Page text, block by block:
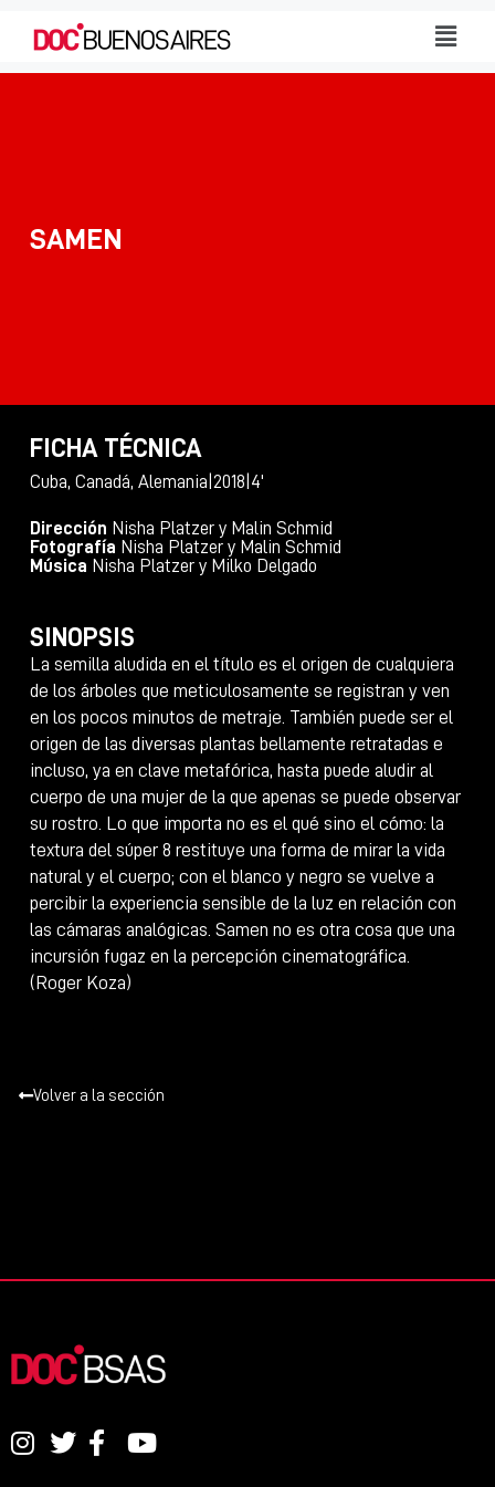
​SAMEN
FICHA TÉCNICA
Cuba, Canadá, Alemania 2018 4'
Dirección Nisha Platzer y Malin Schmid
Fotografía Nisha Platzer y Malin Schmid
Música Nisha Platzer y Milko Delgado
SINOPSIS
La semilla aludida en el título es el origen de cualquiera
de los árboles que meticulosamente se registran y ven
en los pocos minutos de metraje. También puede ser el
origen de las diversas plantas bellamente retratadas e
incluso, ya en clave metafórica, hasta puede aludir al
cuerpo de una mujer de la que apenas se puede observar
su rostro. Lo que importa no es el qué sino el cómo: la
textura del súper 8 restituye una forma de mirar la vida
natural y el cuerpo; con el blanco y negro se vuelve a
percibir la experiencia sensible de la luz en relación con
las cámaras analógicas. Samen no es otra cosa que una
incursión fugaz en la percepción cinematográfica.
(Roger Koza)
Volver a la sección